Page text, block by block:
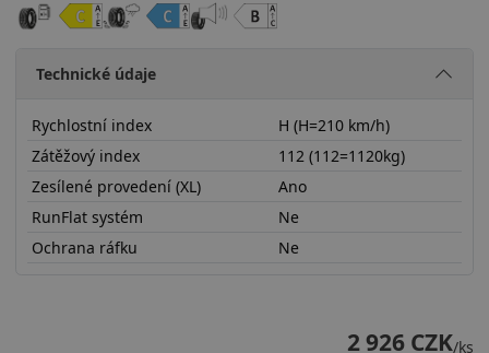
Technické údaje
Rychlostní index
H (H=210 km/h)
Zátěžový index
112 (112=1120kg)
Zesílené provedení (XL)
Ano
RunFlat systém
Ne
Ochrana ráfku
Ne
2 926 CZK/ks